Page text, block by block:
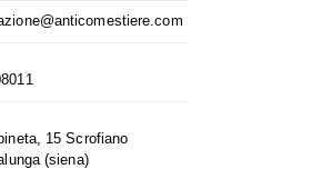
15 Scrofiano
(siena)